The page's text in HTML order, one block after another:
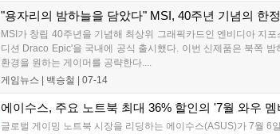
"용자리의 밤하늘을 담았다" MSI, 40주년 기념의 한
MSI가 창립 40주년을 기념해 최상위 그래픽카드인 엔비디아 지
디션 Draco Epic'을 국내에 공식 출시했다. 이번 신제품은 북쪽
환경을 원하는 게이머를 공략한다....
게임뉴스 | 백승철 07-14
에이수스, 주요 노트북 최대 36% 할인의 '7월 와우 멤
글로벌 게이밍 노트북 시장을 리딩하는 에이수스(ASUS)가 7월 6